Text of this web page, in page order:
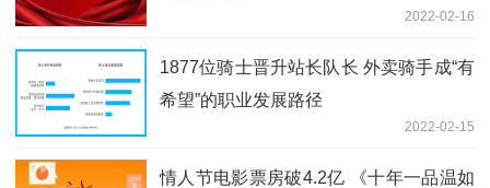
2022-02-16
1877位骑士晋升站长队长 外卖骑手成“有
希望”的职业发展路径
2022-02-15
情人节电影票房破4.2亿 《十年一品温如